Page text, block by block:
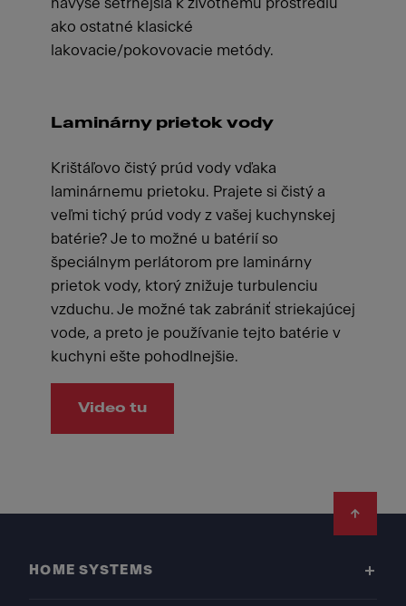
navyše šetrnejšia k životnému prostrediu
ako ostatné klasické
lakovacie/pokovovacie metódy.
Laminárny prietok vody
Krištáľovo čistý prúd vody vďaka
laminárnemu prietoku. Prajete si čistý a
veľmi tichý prúd vody z vašej kuchynskej
batérie? Je to možné u batérií so
špeciálnym perlátorom pre laminárny
prietok vody, ktorý znižuje turbulenciu
vzduchu. Je možné tak zabrániť striekajúcej
vode, a preto je používanie tejto batérie v
kuchyni ešte pohodlnejšie.
Video tu
HOME SYSTEMS